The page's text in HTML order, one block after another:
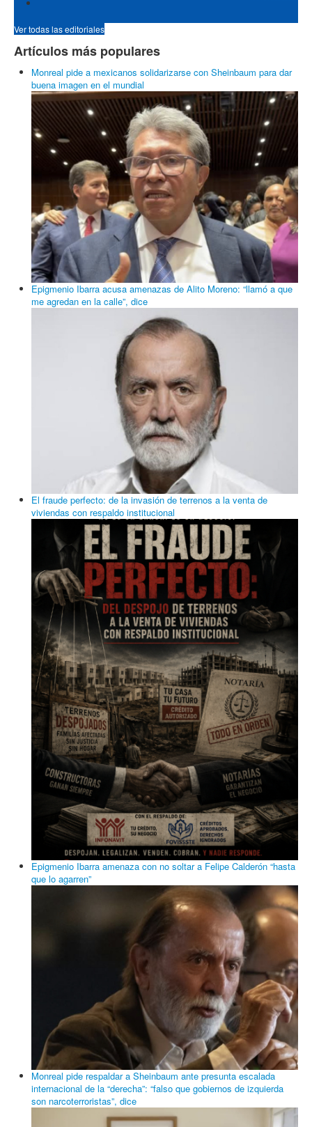
Ver todas las editoriales
Artículos más populares
Monreal pide a mexicanos solidarizarse con Sheinbaum para dar
buena imagen en el mundial
Epigmenio Ibarra acusa amenazas de Alito Moreno: “llamó a que
me agredan en la calle”, dice
El fraude perfecto: de la invasión de terrenos a la venta de
viviendas con respaldo institucional
Epigmenio Ibarra amenaza con no soltar a Felipe Calderón “hasta
que lo agarren”
Monreal pide respaldar a Sheinbaum ante presunta escalada
internacional de la “derecha”: “falso que gobiernos de izquierda
son narcoterroristas”, dice